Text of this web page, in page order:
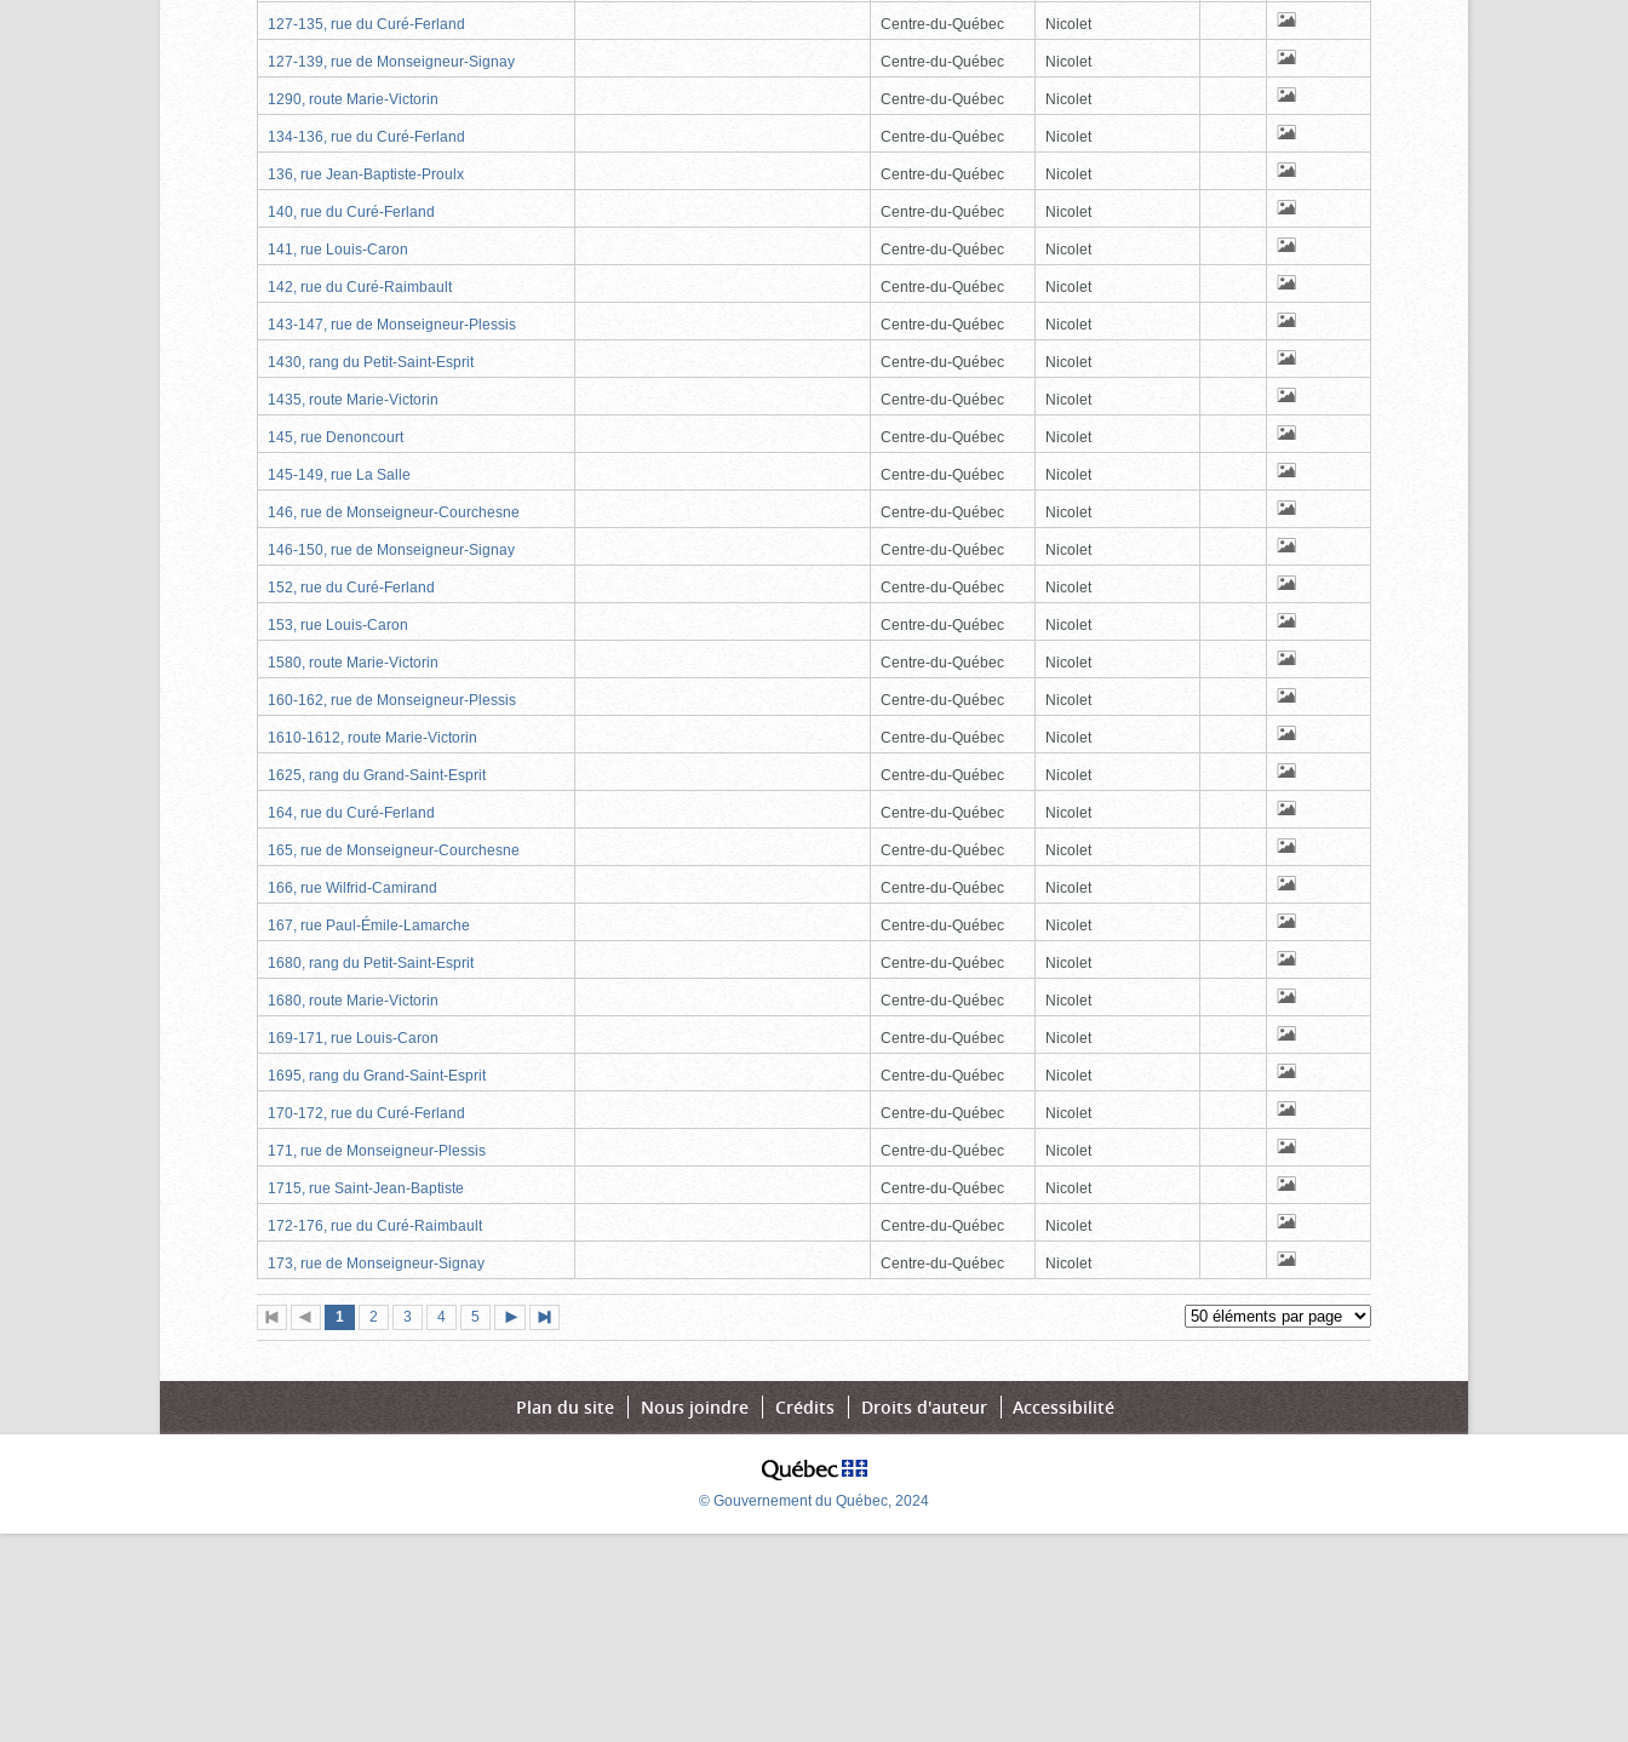
127-135, rue du Curé-Ferland Centre-du-Québec Nicolet
127-139, rue de Monseigneur-Signay Centre-du-Québec Nicolet
1290, route Marie-Victorin Centre-du-Québec Nicolet
134-136, rue du Curé-Ferland Centre-du-Québec Nicolet
136, rue Jean-Baptiste-Proulx Centre-du-Québec Nicolet
140, rue du Curé-Ferland Centre-du-Québec Nicolet
141, rue Louis-Caron Centre-du-Québec Nicolet
142, rue du Curé-Raimbault Centre-du-Québec Nicolet
143-147, rue de Monseigneur-Plessis Centre-du-Québec Nicolet
1430, rang du Petit-Saint-Esprit Centre-du-Québec Nicolet
1435, route Marie-Victorin Centre-du-Québec Nicolet
145, rue Denoncourt Centre-du-Québec Nicolet
145-149, rue La Salle Centre-du-Québec Nicolet
146, rue de Monseigneur-Courchesne Centre-du-Québec Nicolet
146-150, rue de Monseigneur-Signay Centre-du-Québec Nicolet
152, rue du Curé-Ferland Centre-du-Québec Nicolet
153, rue Louis-Caron Centre-du-Québec Nicolet
1580, route Marie-Victorin Centre-du-Québec Nicolet
160-162, rue de Monseigneur-Plessis Centre-du-Québec Nicolet
1610-1612, route Marie-Victorin Centre-du-Québec Nicolet
1625, rang du Grand-Saint-Esprit Centre-du-Québec Nicolet
164, rue du Curé-Ferland Centre-du-Québec Nicolet
165, rue de Monseigneur-Courchesne Centre-du-Québec Nicolet
166, rue Wilfrid-Camirand Centre-du-Québec Nicolet
167, rue Paul-Émile-Lamarche Centre-du-Québec Nicolet
1680, rang du Petit-Saint-Esprit Centre-du-Québec Nicolet
1680, route Marie-Victorin Centre-du-Québec Nicolet
169-171, rue Louis-Caron Centre-du-Québec Nicolet
1695, rang du Grand-Saint-Esprit Centre-du-Québec Nicolet
170-172, rue du Curé-Ferland Centre-du-Québec Nicolet
171, rue de Monseigneur-Plessis Centre-du-Québec Nicolet
1715, rue Saint-Jean-Baptiste Centre-du-Québec Nicolet
172-176, rue du Curé-Raimbault Centre-du-Québec Nicolet
173, rue de Monseigneur-Signay Centre-du-Québec Nicolet
Première
page
Page
précédente
Page
1 (page
actuelle)
Page
2 Page
3 Page
4 Page
5
suivante
page
Plan du site Nous joindre Crédits Droits d'auteur Accessibilité
© Gouvernement du Québec, 2024